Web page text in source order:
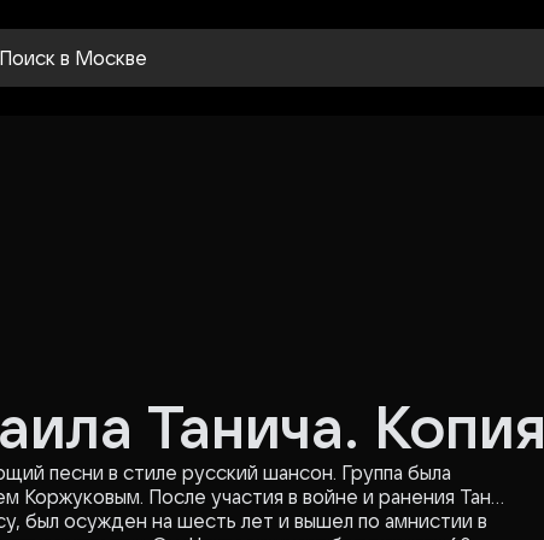
Поиск в Москве
Танича. Копия
песни в стиле русский шансон. Группа была
После участия в войне и ранения Танич
был осужден на шесть лет и вышел по амнистии в